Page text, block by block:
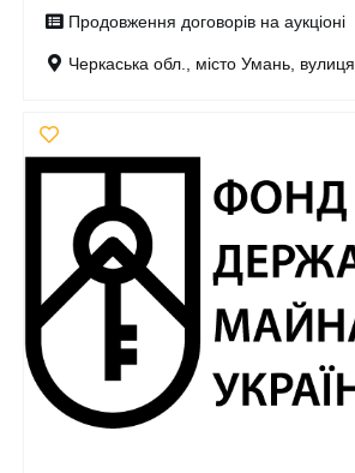
Продовження договорів на аукціоні
Черкаська обл., місто Умань, вулиця